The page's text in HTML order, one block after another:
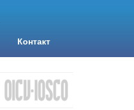
Контакт